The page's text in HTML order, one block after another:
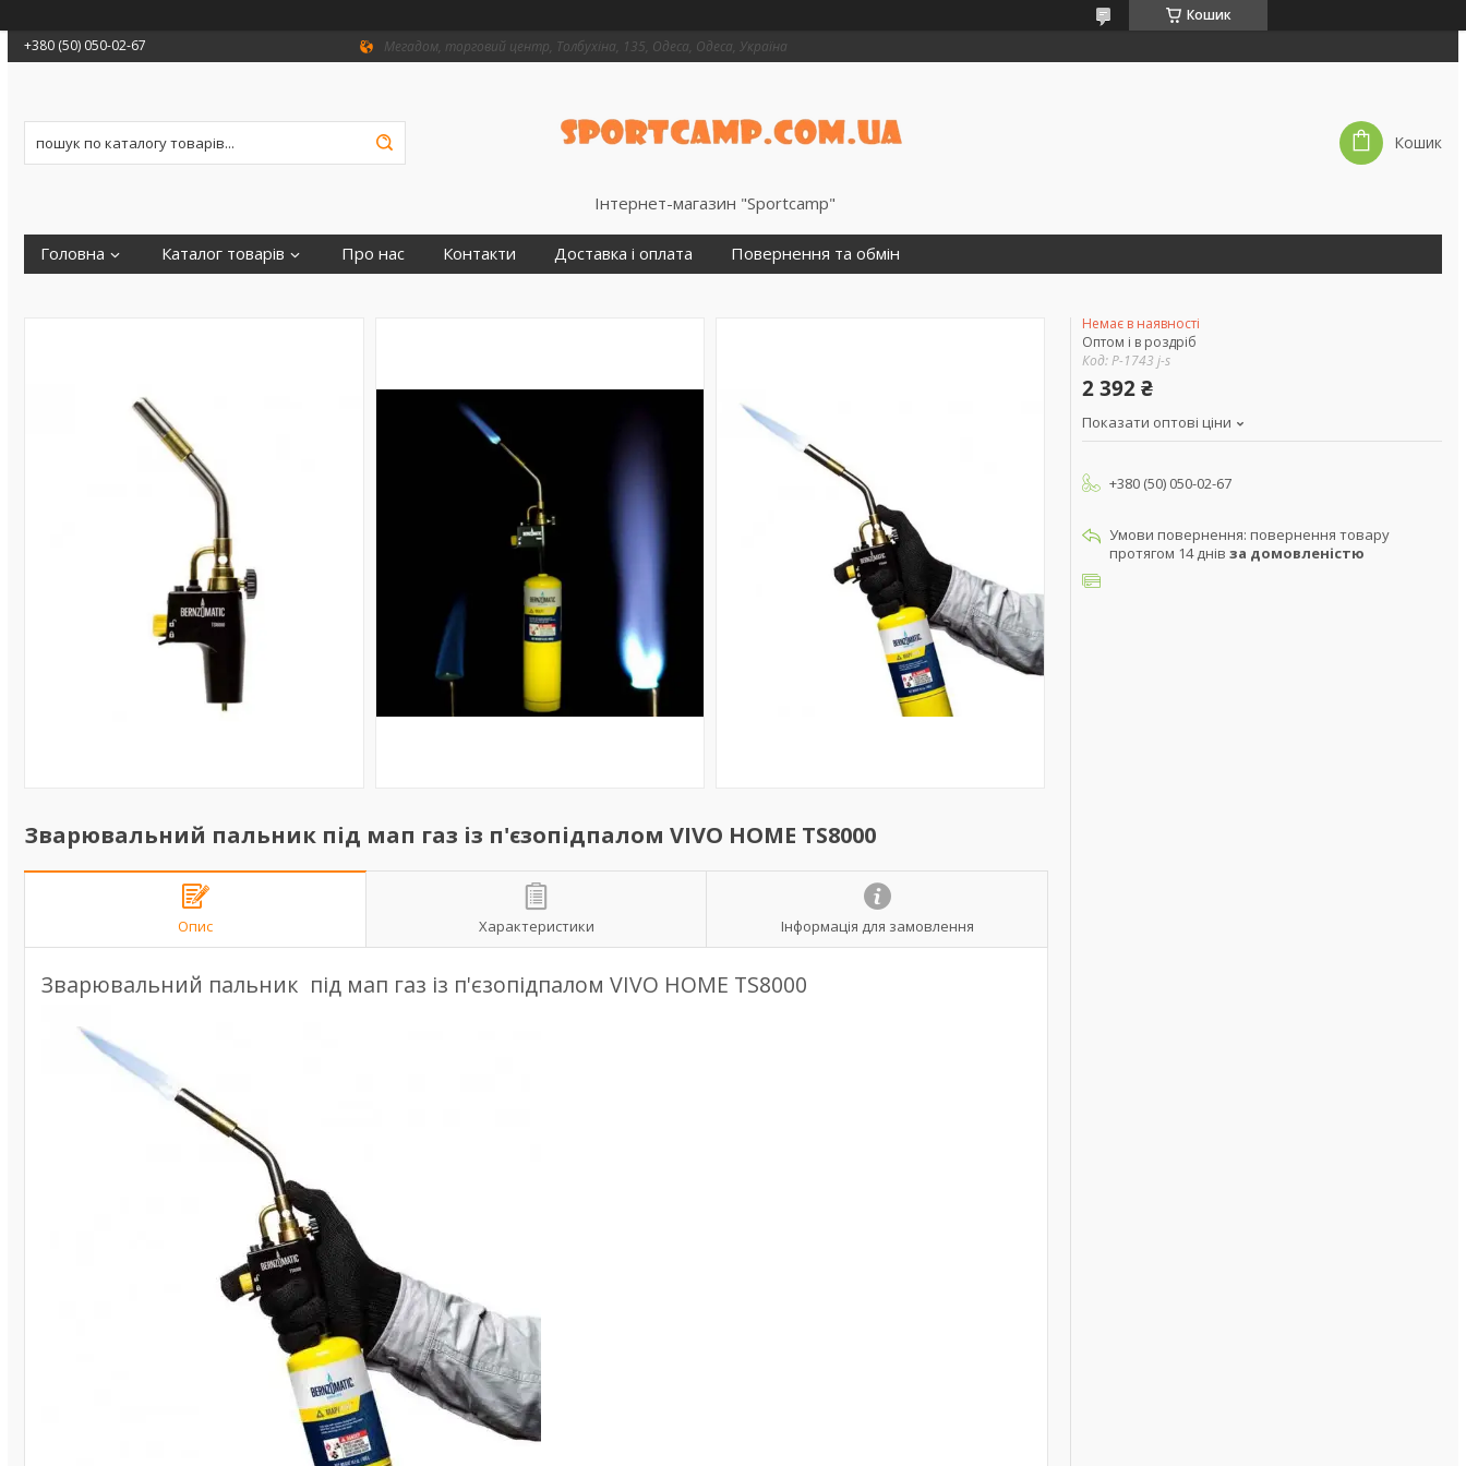
Кошик
+380 (50) 050-02-67
Мегадом, торговий центр, Толбухіна, 135, Одеса, Одеса, Україна
Інтернет-магазин "Sportcamp"
Кошик
Головна Каталог товарів Про нас Контакти Доставка і оплата Повернення та обмін
Зварювальний пальник під мап газ із п'єзопідпалом VIVO HOME TS8000
Опис Характеристики Інформація для замовлення
Зварювальний пальник під мап газ із п'єзопідпалом VIVO HOME TS8000
Немає в наявності
Оптом і в роздріб
Код:P-1743 j-s
2 392 ₴
Показати оптові ціни
+380 (50) 050-02-67
повернення товару
протягом 14 днів за домовленістю